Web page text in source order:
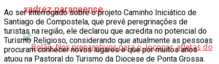
xadrez paranaense
Ao ser interrogado sobre o projeto Caminho Iniciático de
Santiago de Compostela, que prevê peregrinações de
turistas na região, ele declarou que acredita no potencial do
Turismo Religioso, considerando que atualmente as pessoas
procuram conhecer novos lugares e que por muitos anos
atuou na Pastoral do Turismo da Diocese de Ponta Grossa.